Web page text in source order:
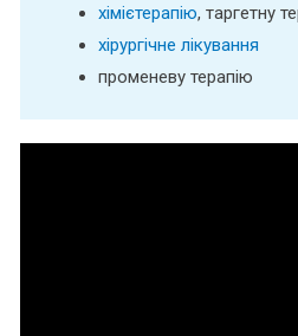
хімієтерапію, таргетну
хірургічне лікування
променеву терапію